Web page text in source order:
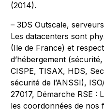
(2014).
– 3DS Outscale,
Les datacenters sont
(Ile de France) et
d’hébergement
CISPE, TISAX, HDS,
sécurité de l’ANSSI),
27017, Démarche RSE :
les coordonnées de nos